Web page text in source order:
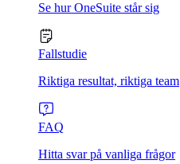
Se hur OneSuite står sig
Fallstudie
Riktiga resultat, riktiga team
FAQ
Hitta svar på vanliga frågor